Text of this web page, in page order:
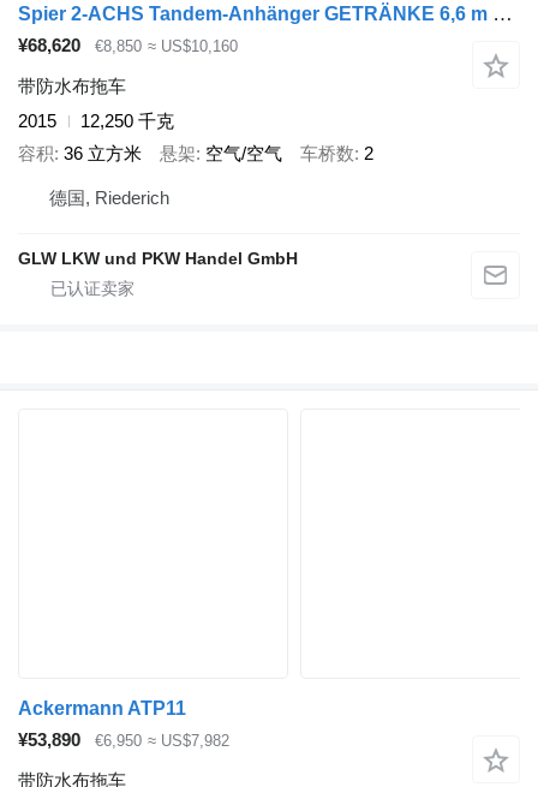
Spier 2-ACHS Tandem-Anhänger GETRÄNKE 6,6 m LBW 2 to
¥68,620 €8,850 ≈ US$10,160
带防水布拖车
2015
12,250 千克
容积 36 立方米 悬架 空气/空气 车桥数 2
德国, Riederich
GLW LKW und PKW Handel GmbH
Ackermann ATP11
¥53,890
€6,950 ≈ US$7,982
带防水布拖车